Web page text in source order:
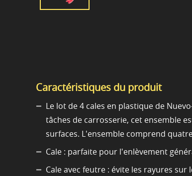
Caractéristiques du produit
Le lot de 4 cales en plastique de
tâches de carrosserie, cet ensemble
surfaces. L'ensemble comprend
Cale : parfaite pour l'enlèvement
Cale avec feutre : évite les rayures sur